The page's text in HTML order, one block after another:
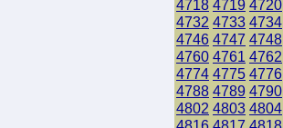
4718 4719 4720
4732 4733 4734
4746 4747 4748
4760 4761 4762
4774 4775 4776
4788 4789 4790
4802 4803 4804